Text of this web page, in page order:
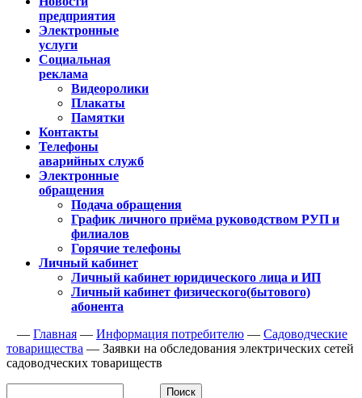
предприятия
Электронные
услуги
Социальная
реклама
Видеоролики
Плакаты
Памятки
Контакты
Телефоны
аварийных служб
Электронные
обращения
Подача обращения
График личного приёма руководством РУП и
филиалов
Горячие телефоны
Личный кабинет
Личный кабинет юридического лица и ИП
Личный кабинет физического(бытового)
абонента
— Главная — Информация потребителю — Садоводческие
товарищества — Заявки на обследования электрических сетей
садоводческих товариществ